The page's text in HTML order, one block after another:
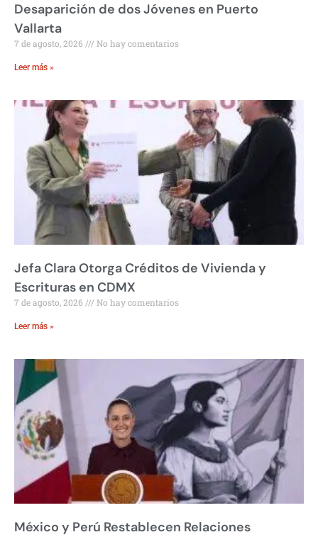
Desaparición de dos Jóvenes en Puerto
Vallarta
7 de agosto, 2026 No hay comentarios
Leer más »
Jefa Clara Otorga Créditos de Vivienda y
Escrituras en CDMX
7 de agosto, 2026 No hay comentarios
Leer más »
México y Perú Restablecen Relaciones